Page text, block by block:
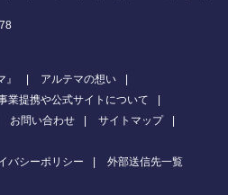
アルテマの想い
業提携や公式サイトについて
お問い合わせ
サイトマップ
バシーポリシー 外部送信先一覧